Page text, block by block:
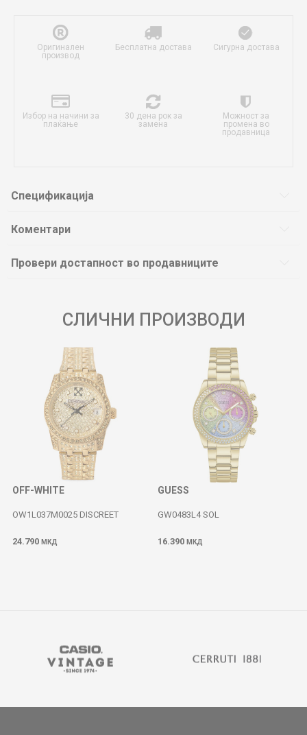
Оригинален
производ
Бесплатна достава Сигурна достава
Избор на начини за
плаќање
30 дена рок за
замена
Можност за
промена во
продавница
Спецификација
Коментари
Провери достапност во продавниците
СЛИЧНИ ПРОИЗВОДИ
OFF-WHITE
OW1L037M0025 DISCREET
24.790 МКД
GUESS
GW0483L4 SOL
16.390 МКД